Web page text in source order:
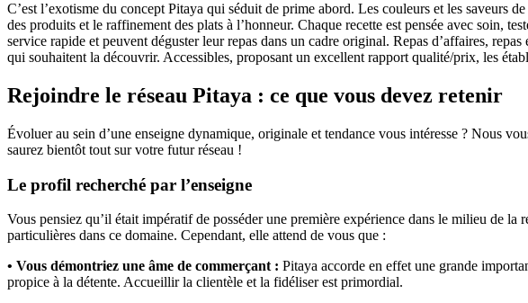
C’est l’exotisme du concept Pitaya qui séduit de prime abord. Les couleurs et les saveurs
des produits et le raffinement des plats à l’honneur. Chaque recette est pensée avec soin,
service rapide et peuvent déguster leur repas dans un cadre original. Repas d’affaires,
qui souhaitent la découvrir. Accessibles, proposant un excellent rapport qualité/prix, les
Rejoindre le réseau Pitaya : ce que vous devez retenir
Évoluer au sein d’une enseigne dynamique, originale et tendance vous intéresse ? Nous
saurez bientôt tout sur votre futur réseau !
Le profil recherché par l’enseigne
Vous pensiez qu’il était impératif de posséder une première expérience dans le milieu de la
particulières dans ce domaine. Cependant, elle attend de vous que :
• Vous démontriez une âme de commerçant : Pitaya accorde en effet une grande
propice à la détente. Accueillir la clientèle et la fidéliser est primordial.